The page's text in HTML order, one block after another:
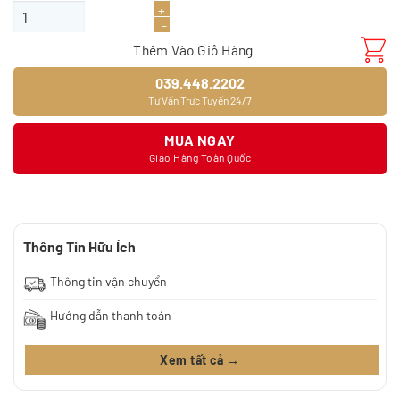
Giấy dán tường 9391-3 số lượng
Thêm Vào Giỏ Hàng
039.448.2202
Tư Vấn Trực Tuyến 24/7
MUA NGAY
Giao Hàng Toàn Quốc
Thông Tin Hữu Ích
Thông tin vận chuyển
Hướng dẫn thanh toán
Xem tất cả →